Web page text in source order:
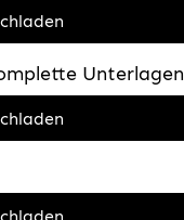
Unterlagen